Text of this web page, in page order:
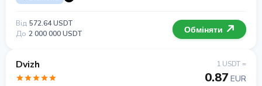
Від 572.64 USDT
До 2 000 000 USDT Обміняти
Dvizh 1 USDT =
0.87 EUR